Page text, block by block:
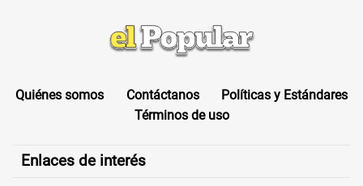
Quiénes somos Contáctanos
Políticas y Estándares
Términos de uso
Enlaces de interés